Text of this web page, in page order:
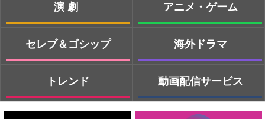
演劇
セレブ＆ゴシップ
トレンド
アニメ・ゲーム
海外ドラマ
動画配信サービス